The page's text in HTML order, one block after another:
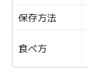
保存方法
食べ方